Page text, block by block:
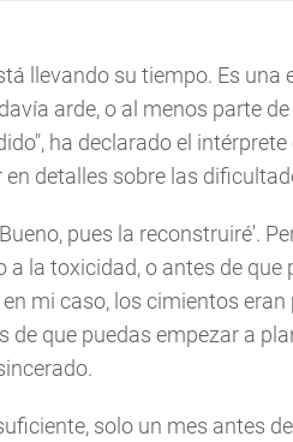
llevando su tiempo. Es
arde, o al menos parte
ha declarado el
detalles sobre las
pues la reconstruiré'.
a la toxicidad, o antes de
en mi caso, los cimientos
de que puedas empezar a
solo un mes antes